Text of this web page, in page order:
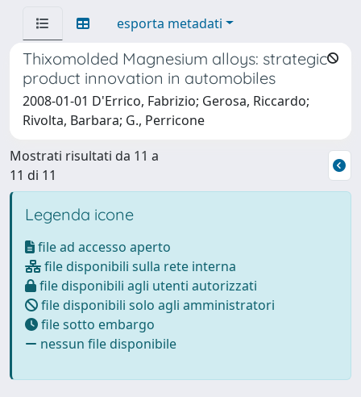
esporta metadati
Thixomolded Magnesium alloys: strategic
product innovation in automobiles
2008-01-01 D'Errico, Fabrizio; Gerosa, Riccardo;
Rivolta, Barbara; G., Perricone
Mostrati risultati da 11 a
11 di 11
Legenda icone
file ad accesso aperto
file disponibili sulla rete interna
file disponibili agli utenti autorizzati
file disponibili solo agli amministratori
file sotto embargo
nessun file disponibile